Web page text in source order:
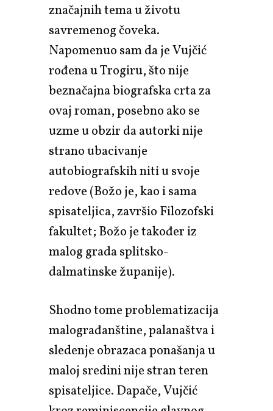
značajnih tema u životu
savremenog čoveka.
Napomenuo sam da je Vujčić
rođena u Trogiru, što nije
beznačajna biografska crta za
ovaj roman, posebno ako se
uzme u obzir da autorki nije
strano ubacivanje
autobiografskih niti u svoje
redove (Božo je, kao i sama
spisateljica, završio Filozofski
fakultet; Božo je također iz
malog grada splitsko-
dalmatinske županije).
Shodno tome problematizacija
malograđanštine, palanaštva i
sledenje obrazaca ponašanja u
maloj sredini nije stran teren
spisateljice. Dapače, Vujčić